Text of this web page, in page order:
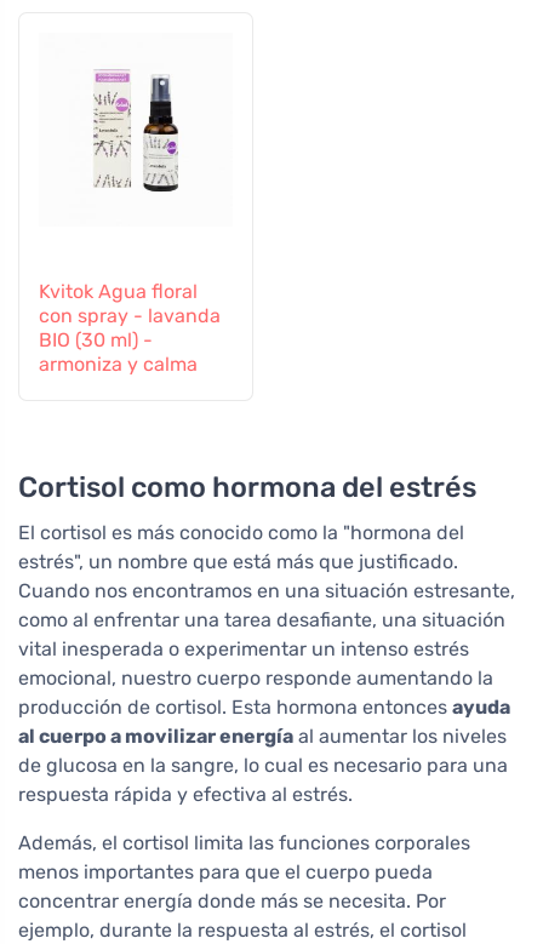
Kvitok Agua floral
con spray - lavanda
BIO (30 ml) -
armoniza y calma
Cortisol como hormona del estrés
El cortisol es más conocido como la "hormona del
estrés", un nombre que está más que justificado.
Cuando nos encontramos en una situación estresante,
como al enfrentar una tarea desafiante, una situación
vital inesperada o experimentar un intenso estrés
emocional, nuestro cuerpo responde aumentando la
producción de cortisol. Esta hormona entonces ayuda
al cuerpo a movilizar energía al aumentar los niveles
de glucosa en la sangre, lo cual es necesario para una
respuesta rápida y efectiva al estrés.
Además, el cortisol limita las funciones corporales
menos importantes para que el cuerpo pueda
concentrar energía donde más se necesita. Por
ejemplo, durante la respuesta al estrés, el cortisol